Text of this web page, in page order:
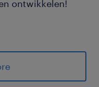
ontwikkelen!
food sector?
punten